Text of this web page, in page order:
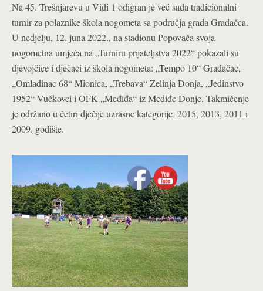
Na 45. Trešnjarevu u Vidi 1 odigran je već sada tradicionalni
turnir za polaznike škola nogometa sa područja grada Gradačca.
U nedjelju, 12. juna 2022., na stadionu Popovača svoja
nogometna umjeća na „Turniru prijateljstva 2022“ pokazali su
djevojčice i dječaci iz škola nogometa: „Tempo 10“ Gradačac,
„Omladinac 68“ Mionica, „Trebava“ Zelinja Donja, „Jedinstvo
1952“ Vučkovci i OFK „Međiđa“ iz Mediđe Donje. Takmičenje
je održano u četiri dječije uzrasne kategorije: 2015, 2013, 2011 i
2009. godište.